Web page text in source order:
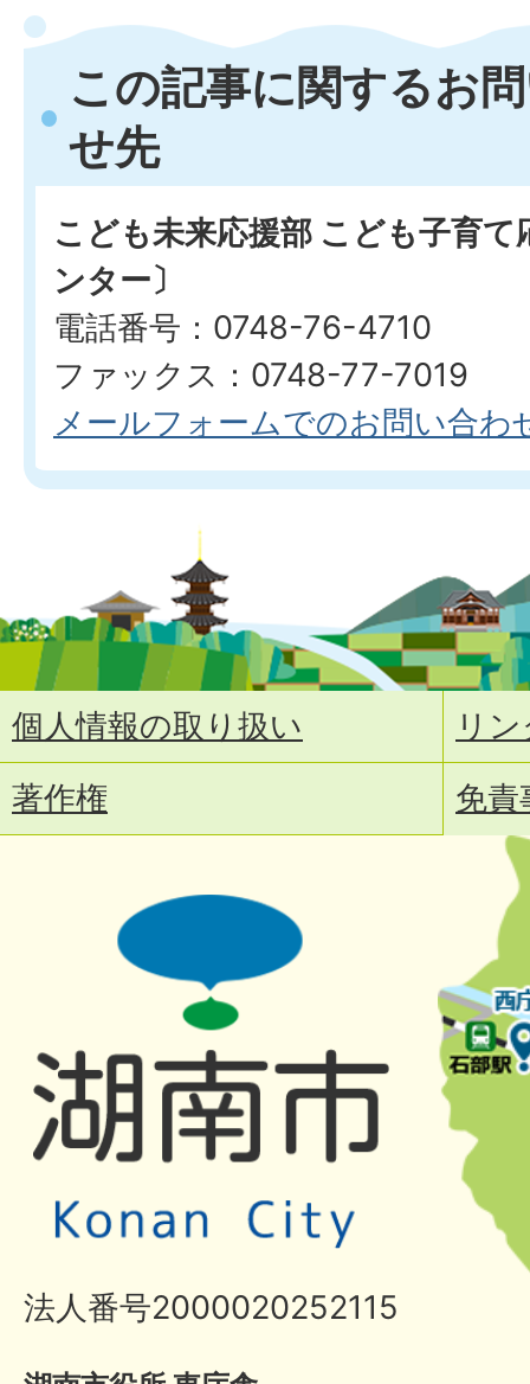
この記事に関するお
せ先
こども未来応援部 こども子育て
ンター〕
電話番号：0748-76-4710
ファックス：0748-77-7019
メールフォームでのお問い合わ
個人情報の取り扱い
リ
著作権
免責
法人番号2000020252115